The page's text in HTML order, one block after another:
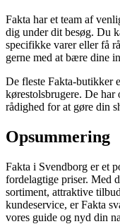
Fakta har et team af
dig under dit besøg. Du
specifikke varer eller få
gerne med at bære dine
De fleste Fakta-butikker
kørestolsbrugere. De
rådighed for at gøre din
Opsummering
Fakta i Svendborg er et
fordelagtige priser. Med
sortiment, attraktive
kundeservice, er Fakta
vores guide og nyd din